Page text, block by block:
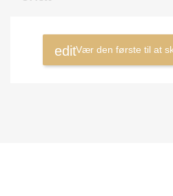
Vær den første til at